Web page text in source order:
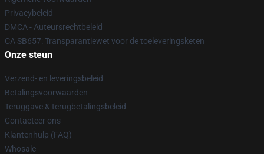
Privacybeleid
DMCA - Auteursrechtbeleid
CA SB657: Transparantiewet voor de toeleveringsketen
Onze steun
Verzend- en leveringsbeleid
Betalingsvoorwaarden
Teruggave & terugbetalingsbeleid
Contacteer ons
Klantenhulp (FAQ)
Whosale